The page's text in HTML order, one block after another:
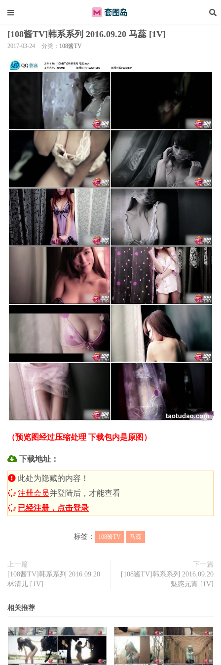
[108酱TV]韩系系列 2016.09.20 马蕊 [1V]
2017-03-24 分类： 108酱TV
（预览图经过压缩处理 下载包内是原图）
下载地址：
此处为隐藏的内容！
注册会员并登陆后，才能查看
已经注册，点击登录
标签： 108酱TV 马蕊
上一篇
[108酱TV]韩系系列 2016.09.20
林清儿 [1V]
下一篇
[108酱TV]韩系系列 2016.09.20
魅惑元宵 [1V]
相关推荐